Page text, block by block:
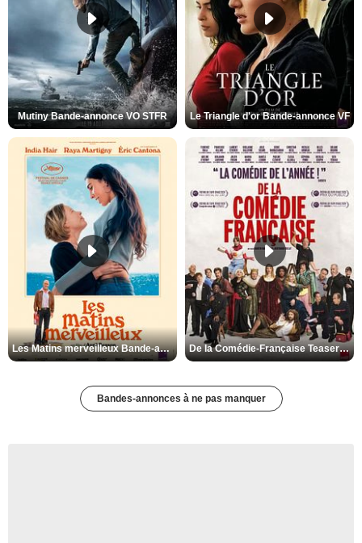
Mutiny Bande-annonce VO STFR Le Triangle d'or Bande-annonce VF
Les Matins merveilleux Bande-annonce VF De la Comédie-Française Teaser VF
Bandes-annonces à ne pas manquer